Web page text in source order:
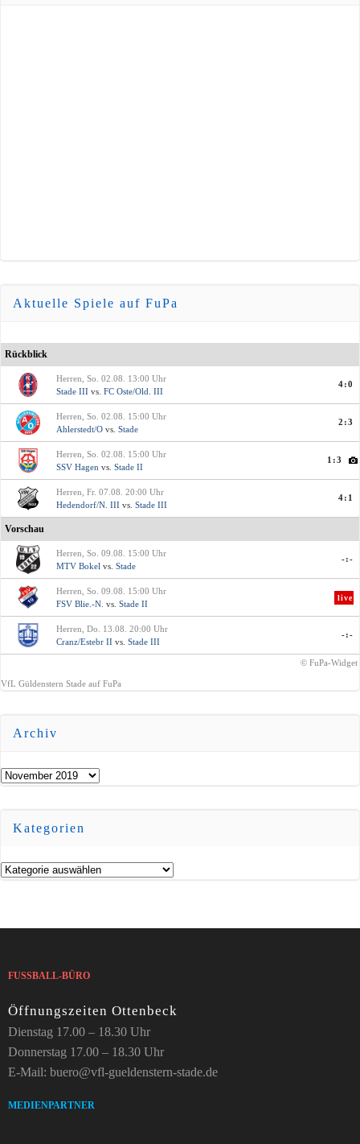
Aktuelle Spiele auf FuPa
Rückblick
Herren, So. 02.08. 13:00 Uhr
Stade III vs. FC Oste/Old. III
4:0
Herren, So. 02.08. 15:00 Uhr
Ahlerstedt/O vs. Stade
2:3
Herren, So. 02.08. 15:00 Uhr
SSV Hagen vs. Stade II
1:3
Herren, Fr. 07.08. 20:00 Uhr
Hedendorf/N. III vs. Stade III
4:1
Vorschau
Herren, So. 09.08. 15:00 Uhr
MTV Bokel vs. Stade
-:-
Herren, So. 09.08. 15:00 Uhr
FSV Blie.-N. vs. Stade II
live
Herren, Do. 13.08. 20:00 Uhr
Cranz/Estebr II vs. Stade III
-:-
© FuPa-Widget
VfL Güldenstern Stade auf FuPa
Archiv
Archiv
Kategorien
Kategorien
FUSSBALL-BÜRO
Öffnungszeiten Ottenbeck
Dienstag 17.00 – 18.30 Uhr
Donnerstag 17.00 – 18.30 Uhr
E-Mail: buero@vfl-gueldenstern-stade.de
MEDIENPARTNER